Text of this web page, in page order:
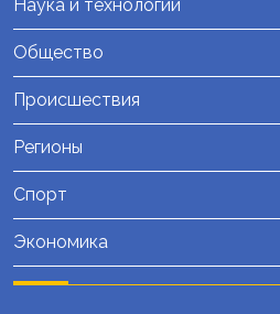
Наука и технологии
Общество
Происшествия
Регионы
Спорт
Экономика